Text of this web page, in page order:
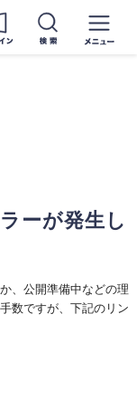
ーが発生し
、公開準備中などの理
数ですが、下記のリン